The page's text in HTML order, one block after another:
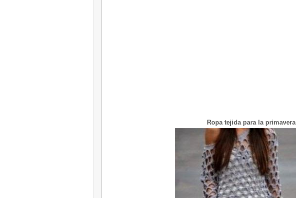
Ropa tejida para la primavera